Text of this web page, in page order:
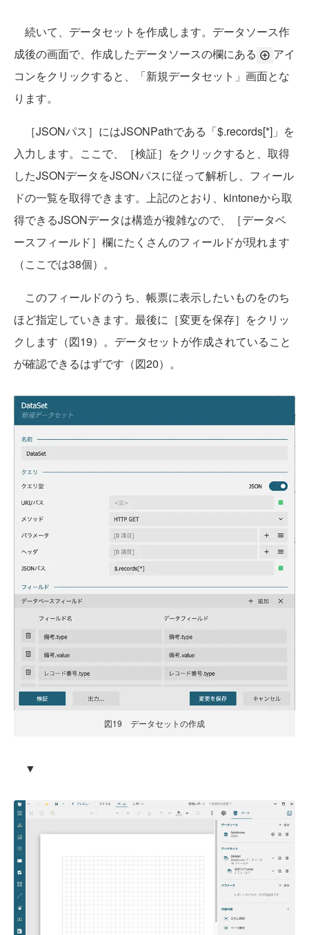
続いて、データセットを作成します。データソース作
成後の画面で、作成したデータソースの欄にある
アイ
コンをクリックすると、「新規データセット」画面とな
ります。
［JSONパス］にはJSONPathである「$.records[*]」を
入力します。ここで、［検証］をクリックすると、取得
したJSONデータをJSONパスに従って解析し、フィール
ドの一覧を取得できます。上記のとおり、kintoneから取
得できるJSONデータは構造が複雑なので、［データベ
ースフィールド］欄にたくさんのフィールドが現れます
（ここでは38個）。
このフィールドのうち、帳票に表示したいものをのち
ほど指定していきます。最後に［変更を保存］をクリッ
クします（図19）。データセットが作成されていること
が確認できるはずです（図20）。
図19 データセットの作成
▼